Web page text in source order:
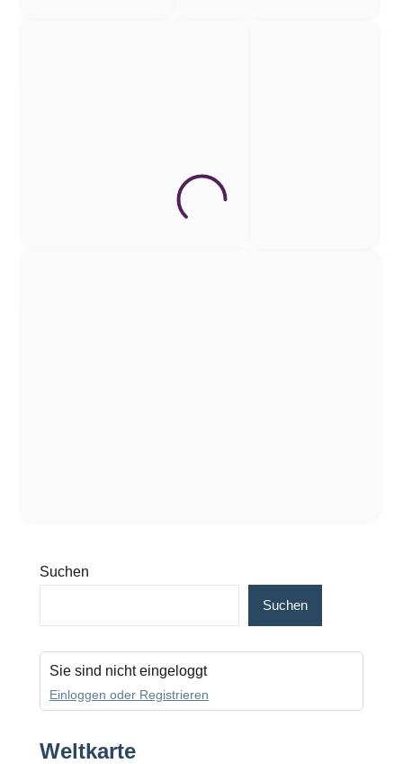
Suchen
Suchen
Sie sind nicht eingeloggt
Einloggen oder Registrieren
Weltkarte